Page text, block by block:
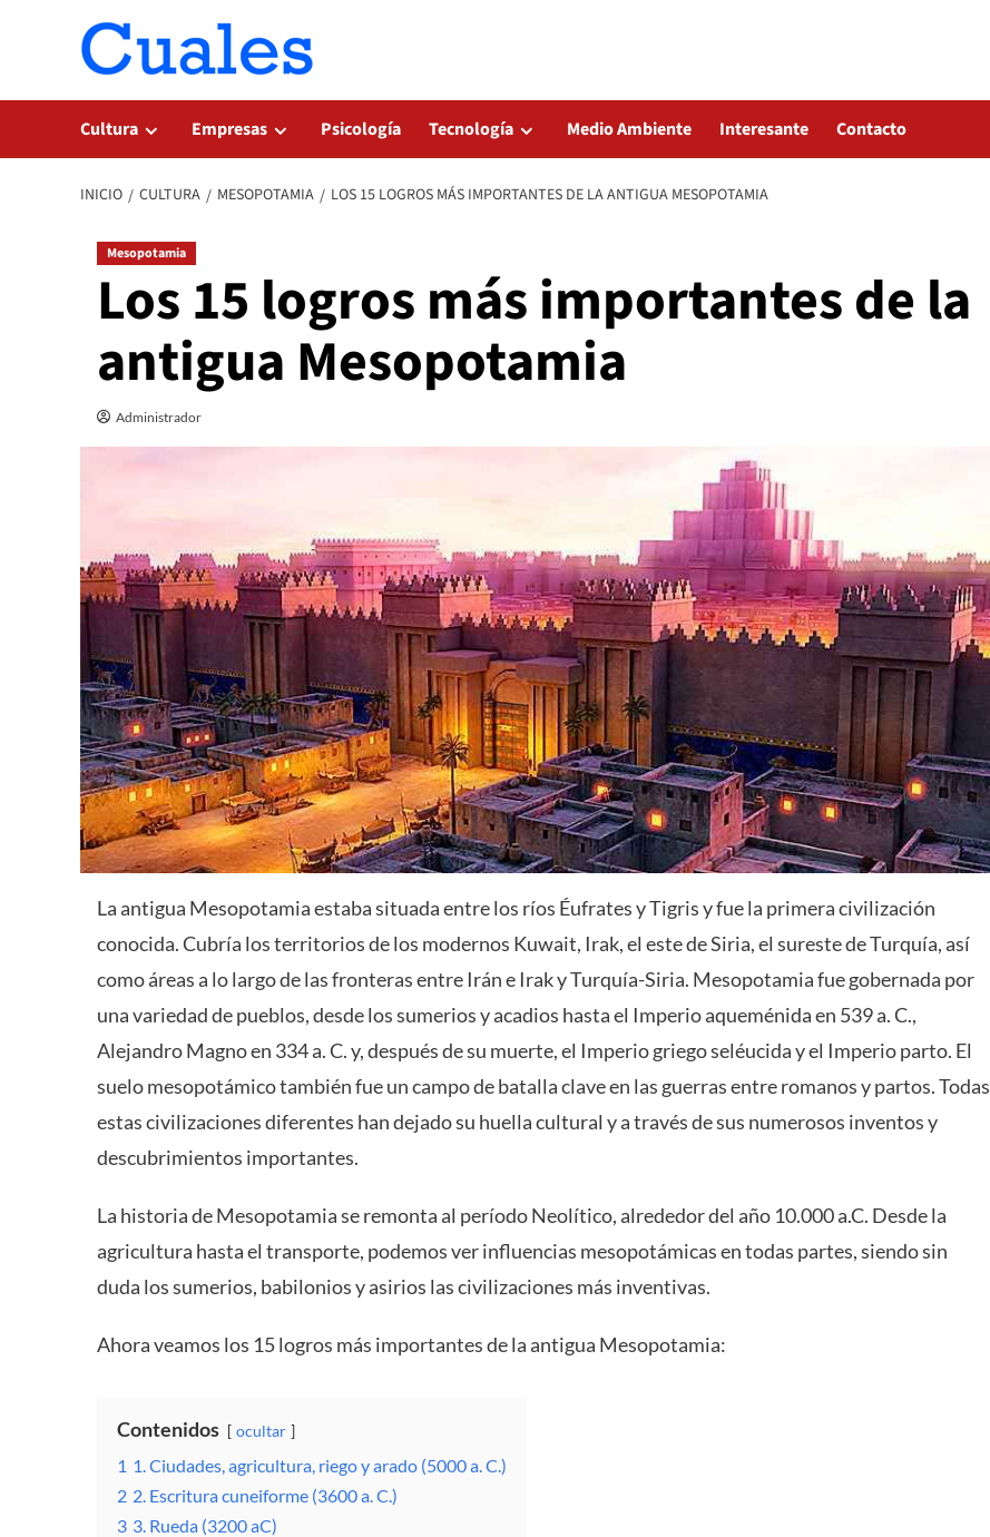
Cultura Empresas Psicología Tecnología Medio Ambiente Interesante Contacto
INICIO CULTURA MESOPOTAMIA LOS 15 LOGROS MÁS IMPORTANTES DE LA ANTIGUA MESOPOTAMIA
Mesopotamia
Los 15 logros más importantes de la
antigua Mesopotamia
Administrador
La antigua Mesopotamia estaba situada entre los ríos Éufrates y Tigris y fue la primera civilización
conocida. Cubría los territorios de los modernos Kuwait, Irak, el este de Siria, el sureste de Turquía, así
como áreas a lo largo de las fronteras entre Irán e Irak y Turquía-Siria. Mesopotamia fue gobernada por
una variedad de pueblos, desde los sumerios y acadios hasta el Imperio aqueménida en 539 a. C.,
Alejandro Magno en 334 a. C. y, después de su muerte, el Imperio griego seléucida y el Imperio parto. El
suelo mesopotámico también fue un campo de batalla clave en las guerras entre romanos y partos. Todas
estas civilizaciones diferentes han dejado su huella cultural y a través de sus numerosos inventos y
descubrimientos importantes.
La historia de Mesopotamia se remonta al período Neolítico, alrededor del año 10.000 a.C. Desde la
agricultura hasta el transporte, podemos ver influencias mesopotámicas en todas partes, siendo sin
duda los sumerios, babilonios y asirios las civilizaciones más inventivas.
Ahora veamos los 15 logros más importantes de la antigua Mesopotamia:
Contenidos ocultar
1 1. Ciudades, agricultura, riego y arado (5000 a. C.)
2 2. Escritura cuneiforme (3600 a. C.)
3 3. Rueda (3200 aC)